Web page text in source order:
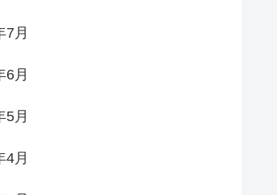
7月
6月
5月
4月